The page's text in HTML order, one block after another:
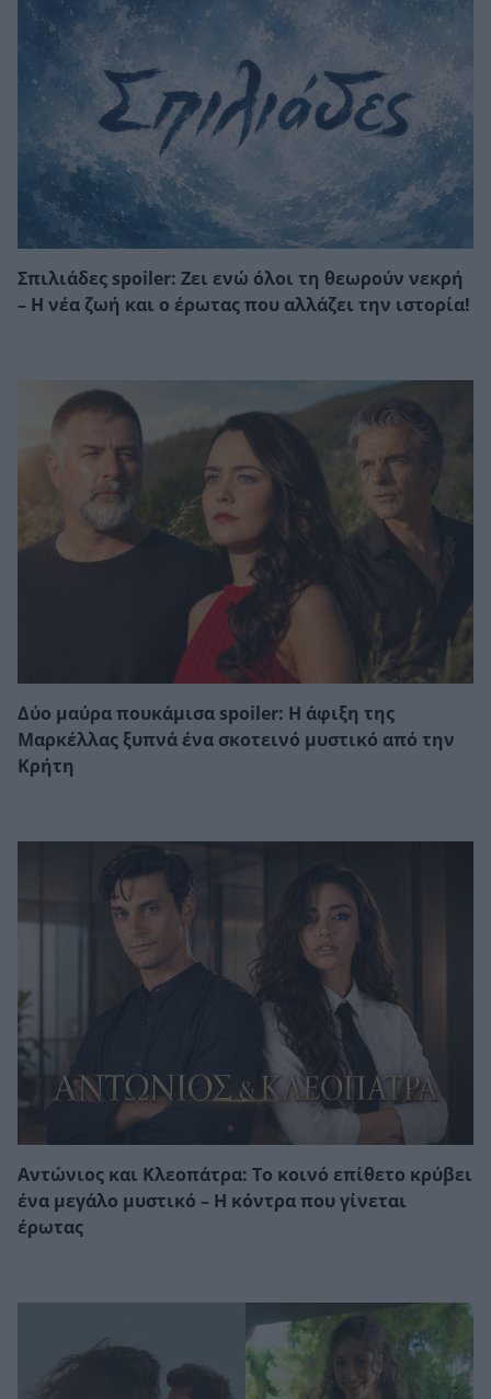
Σπιλιάδες spoiler: Ζει ενώ όλοι τη θεωρούν νεκρή
– Η νέα ζωή και ο έρωτας που αλλάζει την ιστορία!
Δύο μαύρα πουκάμισα spoiler: Η άφιξη της
Μαρκέλλας ξυπνά ένα σκοτεινό μυστικό από την
Κρήτη
Αντώνιος και Κλεοπάτρα: Το κοινό επίθετο κρύβει
ένα μεγάλο μυστικό – Η κόντρα που γίνεται
έρωτας